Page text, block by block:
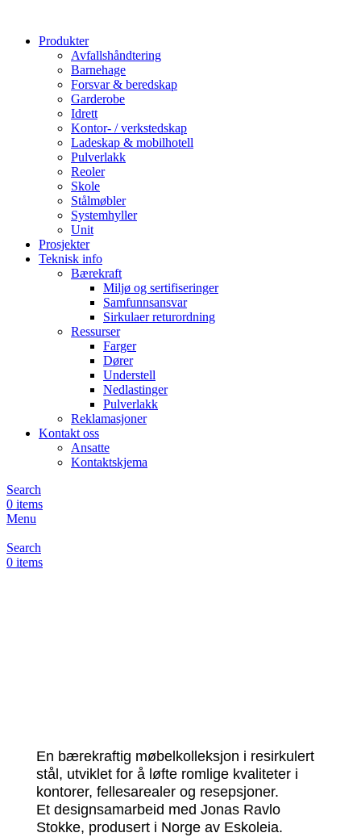
Produkter
Avfallshåndtering
Barnehage
Forsvar & beredskap
Garderobe
Idrett
Kontor- / verkstedskap
Ladeskap & mobilhotell
Pulverlakk
Reoler
Skole
Stålmøbler
Systemhyller
Unit
Prosjekter
Teknisk info
Bærekraft
Miljø og sertifiseringer
Samfunnsansvar
Sirkulaer returordning
Ressurser
Farger
Dører
Understell
Nedlastinger
Pulverlakk
Reklamasjoner
Kontakt oss
Ansatte
Kontaktskjema
Search
0 items
Menu
Search
0 items
En bærekraftig møbelkolleksjon i resirkulert
stål, utviklet for å løfte romlige kvaliteter i
kontorer, fellesarealer og resepsjoner.
Et designsamarbeid med Jonas Ravlo
Stokke, produsert i Norge av Eskoleia.